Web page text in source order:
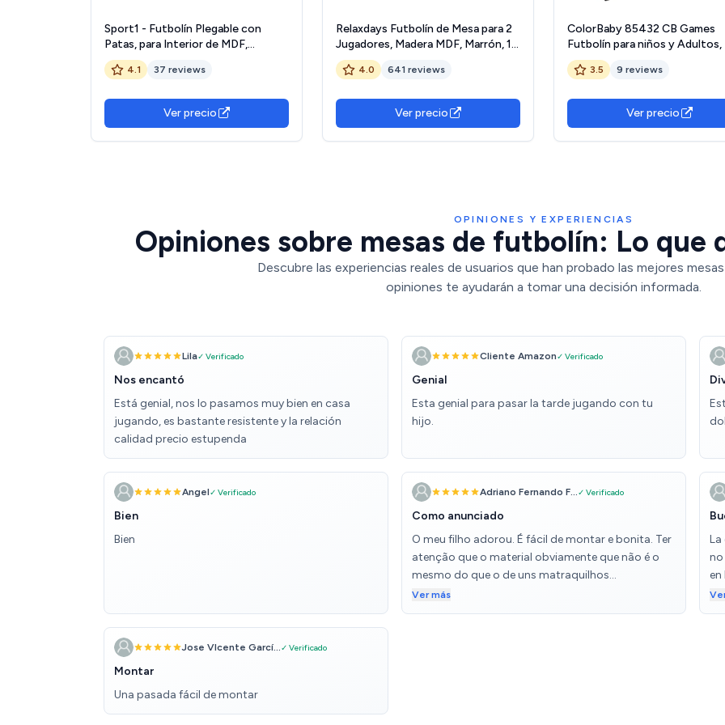
Sport1 - Futbolín Plegable con
Patas, para Interior de MDF,
Medidas 121 x 61 x 85 cm, Tarjeta de
casa con 8 Barras pasantes,
Incluidas, Uso Interior.
4.1 37 reviews
Ver precio
Relaxdays Futbolín de Mesa para 2
Jugadores, Madera MDF, Marrón, 11
x 51 x 50 cm, Color (10022515)
4.0 641 reviews
Ver precio
ColorBaby 85432 CB Games
Futbolín para niños y Adultos,
Madera de Haya Resistente,
Metal, Marcadores manuales,
Futbolines, Juegos fútbol niño,
Juguetes 6 años
3.5 9 reviews
Ver precio
OPINIONES Y EXPERIENCIAS
Opiniones sobre mesas de futbolín: Lo que
Descubre las experiencias reales de usuarios que han probado las mejores
opiniones te ayudarán a tomar una decisión informada.
Lila✓ Verificado
Nos encantó
Está genial, nos lo pasamos muy bien en casa
jugando, es bastante resistente y la relación
calidad precio estupenda
Cliente Amazon✓ Verificado
Genial
Esta genial para pasar la tarde jugando con tu
hijo.
Angel✓ Verificado
Bien
Bien
Adriano Fernando F...✓ Verificado
Como anunciado
O meu filho adorou. É fácil de montar e bonita. Ter
atenção que o material obviamente que não é o
mesmo do que o de uns matraquilhos
profissionais.
Ver más
La
no
en
Jose VIcente Garcí...✓ Verificado
Montar
Una pasada fácil de montar